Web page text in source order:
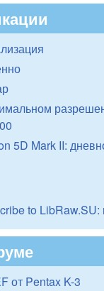
5D Mark II:
от Pentax K-3